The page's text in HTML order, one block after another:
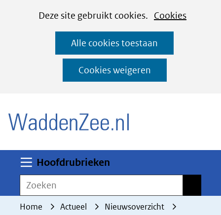
CookiesDeze site gebruikt cookies. Cookies
deze
worden
toegestaan
geweigerd.
Alle cookies toestaan
Cookies weigeren
Ga
naar
de
inhoud
Hoofdrubrieken
Zoeken
Home Actueel
Nieuwsoverzicht